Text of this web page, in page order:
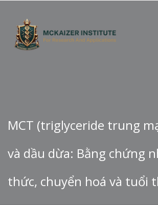
MCT (triglyceride trung
và dầu dừa: Bằng chứng
thức, chuyển hoá và tuổi